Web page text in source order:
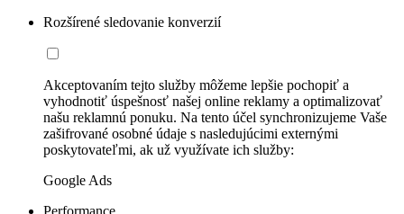
Rozšírené sledovanie konverzií
Akceptovaním tejto služby môžeme lepšie pochopiť a
vyhodnotiť úspešnosť našej online reklamy a optimalizovať
našu reklamnú ponuku. Na tento účel synchronizujeme Vaše
zašifrované osobné údaje s nasledujúcimi externými
poskytovateľmi, ak už využívate ich služby:
Google Ads
Performance